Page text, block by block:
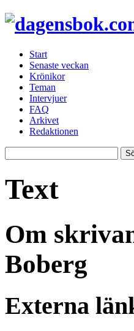
Start
Senaste veckan
Krönikor
Teman
Intervjuer
FAQ
Arkivet
Redaktionen
Text
Om
Boberg
Externa